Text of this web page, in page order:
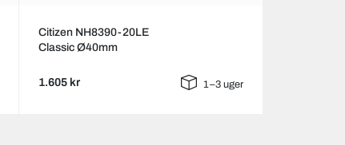
Citizen NH8390-20LE
Classic Ø40mm
1.605 kr 1–3 uger